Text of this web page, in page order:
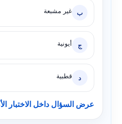
ب غير مشبعة
ج أيونية
د قطبية
عرض السؤال داخل الاختبار